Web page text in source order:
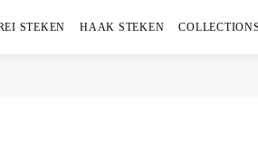
STEKEN HAAK STEKEN